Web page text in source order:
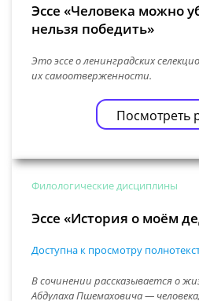
Эссе «Человека можно
нельзя победить»
Это эссе о ленинградских
их самоотверженности.
Посмотреть
Филологические дисциплины
Эссе «История о моём
Доступна к просмотру
В сочинении рассказывается о
Абдулаха Пшемаховича —